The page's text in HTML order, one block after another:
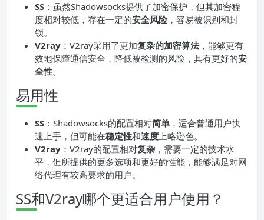
SS ：虽然Shadowsocks提供了加密保护，但其加密程
度相对较低，存在一定的安全风险 ，容易被识别和封
锁。
V2ray ：V2ray采用了更加复杂的加密算法，能够更有
效地保障通信安全，降低被检测的风险，具有更好的安
全性。
易用性
SS ：Shadowsocks的配置相对简单 ，适合普通用户快
速上手，但可能在稳定性和速度上略逊色。
V2ray ：V2ray的配置相对复杂 ，需要一定的技术水
平，但所提供的更多选项和更好的性能，能够满足对网
络代理有较高要求的用户。
SS和V2ray哪个更适合用户使用？